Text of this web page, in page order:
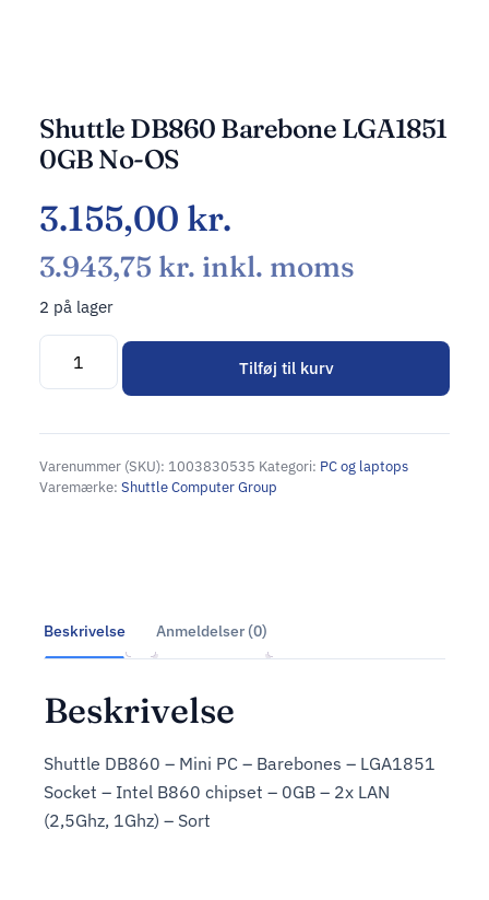
Shuttle DB860 Barebone LGA1851
0GB No-OS
3.155,00 kr.
3.943,75 kr. inkl. moms
2 på lager
Tilføj til kurv
Alternative:
Varenummer (SKU): 1003830535 Kategori: PC og laptops
Varemærke: Shuttle Computer Group
Beskrivelse Anmeldelser (0)
Beskrivelse
Shuttle DB860 – Mini PC – Barebones – LGA1851
Socket – Intel B860 chipset – 0GB – 2x LAN
(2,5Ghz, 1Ghz) – Sort